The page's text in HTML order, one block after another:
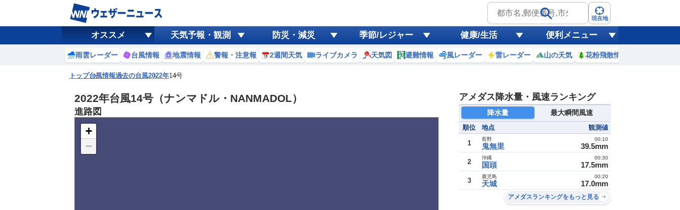
現在地
オススメ 天気予報・観測 防災・減災 季節/レジャー 健康/生活 便利メニュー
雨雲レーダー 台風情報 地震情報 警報・注意報 2週間天気 ライブカメラ 天気図 避難情報 風レーダー 雷レーダー 山の天気 花粉飛散情報
トップ台風情報過去の台風2022年14号
2022年台風14号（ナンマドル・NANMADOL）
進路図
+
−
アメダス降水量・風速ランキング
降水量 最大瞬間風速
順位 地点 観測値
1 鬼無里
長野
39.5mm
00:10
2 国頭
沖縄
17.5mm
00:30
3 天城
鹿児島
17.0mm
00:20
アメダスランキングをもっと見る